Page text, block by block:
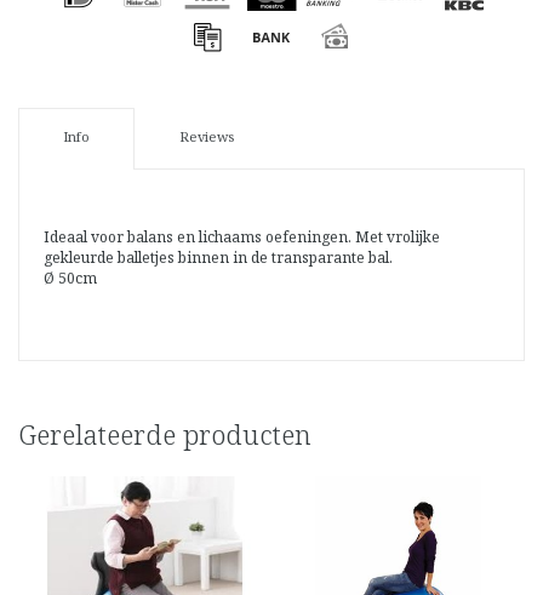
Info Reviews
Ideaal voor balans en lichaams oefeningen. Met vrolijke
gekleurde balletjes binnen in de transparante bal.
Ø 50cm
Gerelateerde producten